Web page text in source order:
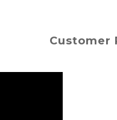
Customer